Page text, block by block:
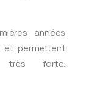
années
et permettent
très forte.